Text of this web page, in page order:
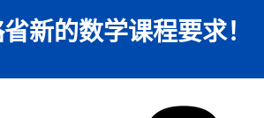
新的数学课程要求！